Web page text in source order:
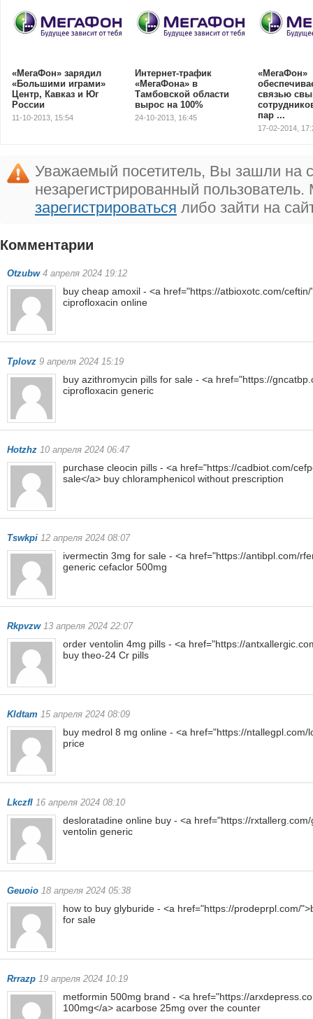
«МегаФон» зарядил
«Большими играми»
Центр, Кавказ и Юг
России
11-10-2013, 15:54
Интернет-трафик
«МегаФона» в
Тамбовской области
вырос на 100%
24-10-2013, 16:45
«МегаФон»
связью
пар ...
17-02-2014,
Уважаемый посетитель, Вы зашли на
незарегистрированный
зарегистрироваться либо зайти на
Комментарии
Otzubw4 апреля 2024 19:12
buy cheap amoxil - <a href="https://atbioxotc.com/
ciprofloxacin online
Tplovz 9 апреля 2024 15:19
buy azithromycin pills for sale - <a href="https://
ciprofloxacin generic
Hotzhz 10 апреля 2024 06:47
purchase cleocin pills - <a href="https://cadbiot.com/
sale</a> buy chloramphenicol without prescription
Tswkpi 12 апреля 2024 08:07
ivermectin 3mg for sale - <a href="https://antibpl.com/
generic cefaclor 500mg
Rkpvzw13 апреля 2024 22:07
order ventolin 4mg pills - <a href="https://
buy theo-24 Cr pills
Kldtam 15 апреля 2024 08:09
buy medrol 8 mg online - <a href="https://
price
Lkczfl 16 апреля 2024 08:10
desloratadine online buy - <a href="https://
ventolin generic
Geuoio 18 апреля 2024 05:38
how to buy glyburide - <a href="https://prodeprpl.com/
for sale
Rrrazp 19 апреля 2024 10:19
metformin 500mg brand - <a href="https://
100mg</a> acarbose 25mg over the counter